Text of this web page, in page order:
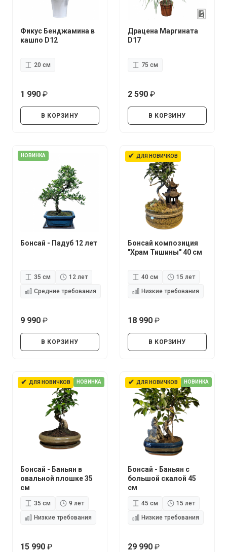
Фикус Бенджамина в
кашпо D12
20 см
1 990
В КОРЗИНУ
Драцена Маргината
D17
75 см
2 590
В КОРЗИНУ
НОВИНКА
Бонсай - Падуб 12 лет
35 см
12 лет
Средние требования
9 990
В КОРЗИНУ
✔ ДЛЯ НОВИЧКОВ
Бонсай композиция
"Храм Тишины" 40 см
40 см
15 лет
Низкие требования
18 990
В КОРЗИНУ
✔ ДЛЯ НОВИЧКОВ НОВИНКА
Бонсай - Баньян в
овальной плошке 35
см
35 см
9 лет
Низкие требования
15 990
✔ ДЛЯ НОВИЧКОВ НОВИНКА
Бонсай - Баньян с
большой скалой 45
см
45 см
15 лет
Низкие требования
29 990